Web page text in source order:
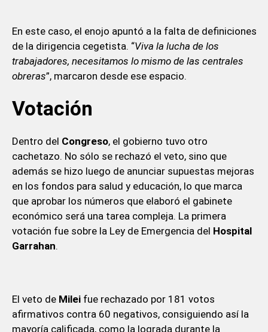
En este caso, el enojo apuntó a la falta de definiciones
de la dirigencia cegetista. “Viva la lucha de los
trabajadores, necesitamos lo mismo de las centrales
obreras”, marcaron desde ese espacio.
Votación
Dentro del Congreso, el gobierno tuvo otro
cachetazo. No sólo se rechazó el veto, sino que
además se hizo luego de anunciar supuestas mejoras
en los fondos para salud y educación, lo que marca
que aprobar los números que elaboró el gabinete
económico será una tarea compleja. La primera
votación fue sobre la Ley de Emergencia del Hospital
Garrahan.
El veto de Mileifue rechazado por 181 votos
afirmativos contra 60 negativos, consiguiendo así la
mayoría calificada, como la lograda durante la